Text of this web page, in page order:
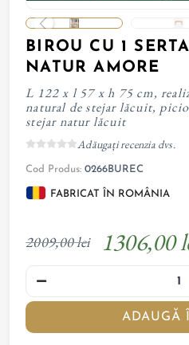
BIROU CU 1
NATUR AMORE
L 122 x l 57 x h 75 cm,
natural de stejar lăcuit,
stejar natur lăcuit
Adăugați recenzia dvs.
Cod Produs: 0266BUREC
FABRICAT ÎN ROMÂNIA
2009,00 lei 1306,00
ADAUGĂ